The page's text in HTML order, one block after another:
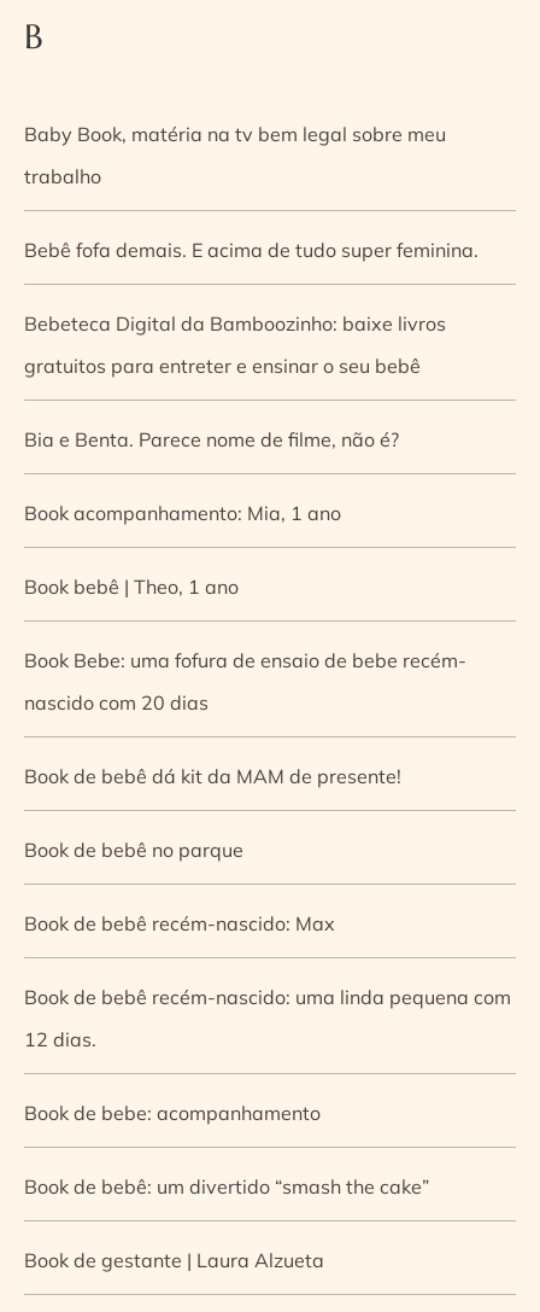
B
Baby Book, matéria na tv bem legal sobre meu
trabalho
Bebê fofa demais. E acima de tudo super feminina.
Bebeteca Digital da Bamboozinho: baixe livros
gratuitos para entreter e ensinar o seu bebê
Bia e Benta. Parece nome de filme, não é?
Book acompanhamento: Mia, 1 ano
Book bebê | Theo, 1 ano
Book Bebe: uma fofura de ensaio de bebe recém-
nascido com 20 dias
Book de bebê dá kit da MAM de presente!
Book de bebê no parque
Book de bebê recém-nascido: Max
Book de bebê recém-nascido: uma linda pequena com
12 dias.
Book de bebe: acompanhamento
Book de bebê: um divertido “smash the cake”
Book de gestante | Laura Alzueta